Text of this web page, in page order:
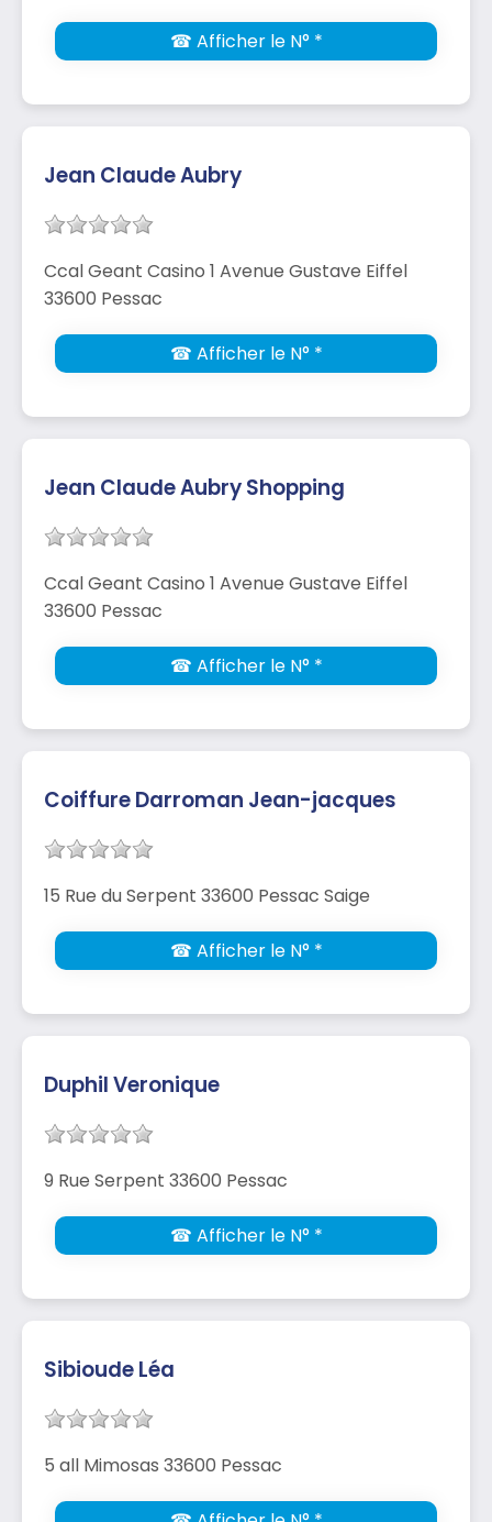
☎ Afficher le N° *
Jean Claude Aubry
Ccal Geant Casino 1 Avenue Gustave Eiffel
33600 Pessac
☎ Afficher le N° *
Jean Claude Aubry Shopping
Ccal Geant Casino 1 Avenue Gustave Eiffel
33600 Pessac
☎ Afficher le N° *
Coiffure Darroman Jean-jacques
15 Rue du Serpent 33600 Pessac Saige
☎ Afficher le N° *
Duphil Veronique
9 Rue Serpent 33600 Pessac
☎ Afficher le N° *
Sibioude Léa
5 all Mimosas 33600 Pessac